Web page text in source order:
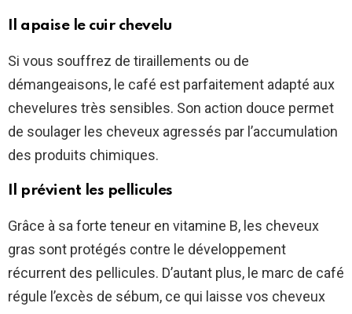
Il apaise le cuir chevelu
Si vous souffrez de tiraillements ou de
démangeaisons, le café est parfaitement adapté aux
chevelures très sensibles. Son action douce permet
de soulager les cheveux agressés par l’accumulation
des produits chimiques.
Il prévient les pellicules
Grâce à sa forte teneur en vitamine B, les cheveux
gras sont protégés contre le développement
récurrent des pellicules. D’autant plus, le marc de café
régule l’excès de sébum, ce qui laisse vos cheveux